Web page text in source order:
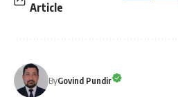
Article
ByGovind Pundir